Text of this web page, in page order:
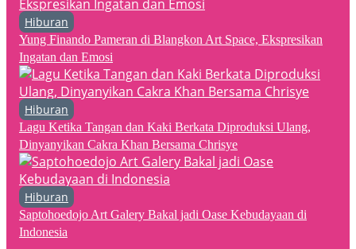
Hiburan
Yung Finando Pameran di Blangkon Art Space, Ekspresikan
Ingatan dan Emosi
Hiburan
Lagu Ketika Tangan dan Kaki Berkata Diproduksi Ulang,
Dinyanyikan Cakra Khan Bersama Chrisye
Hiburan
Saptohoedojo Art Galery Bakal jadi Oase Kebudayaan di
Indonesia